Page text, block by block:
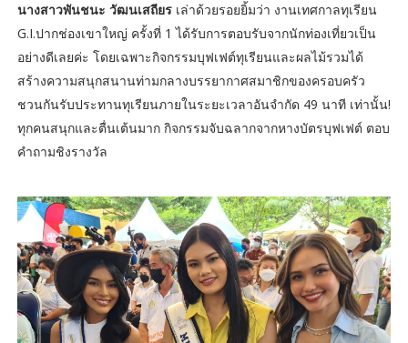
นางสาวพันชนะ วัฒนเสถียรเล่าด้วยรอยยิ้มว่า งานเทศกาลทุเรียน
G.I.ปากช่องเขาใหญ่ ครั้งที่ 1 ได้รับการตอบรับจากนักท่องเที่ยวเป็น
อย่างดีเลยค่ะ โดยเฉพาะกิจกรรมบุฟเฟต์ทุเรียนและผลไม้รวมได้
สร้างความสนุกสนานท่ามกลางบรรยากาศสมาชิกของครอบครัว
ชวนกันรับประทานทุเรียนภายในระยะเวลาอันจำกัด 49 นาที เท่านั้น!
ทุกคนสนุกและตื่นเต้นมาก กิจกรรมจับฉลากจากหางบัตรบุฟเฟต์ ตอบ
คำถามชิงรางวัล